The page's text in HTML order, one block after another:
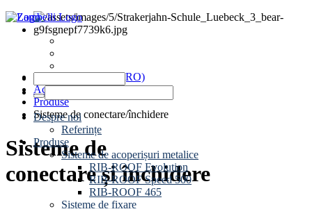
Despre noi
Referințe
Produse
Sisteme de acoperișuri metalice
RIB-ROOF Evolution
RIB-ROOF Speed 500
RIB-ROOF 465
Sisteme de fixare
www.zambelli.com (RO)
Acoperire pentru clădiri
Produse
Sisteme de conectare/închidere
Sisteme de
conectare și închidere